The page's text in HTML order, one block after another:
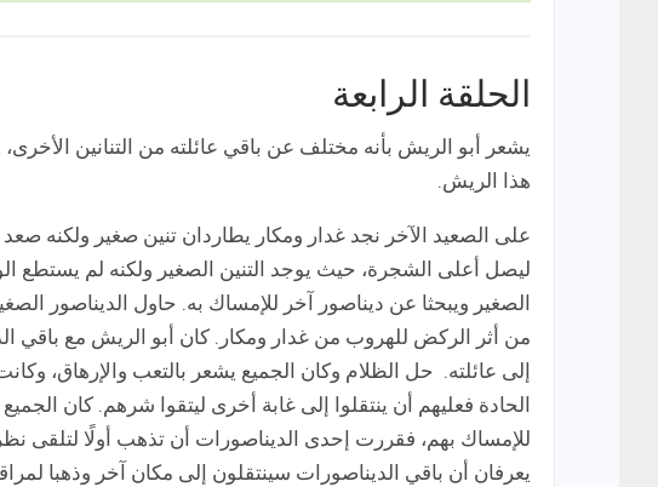
الحلقة الرابعة
يشعر أبو الريش بأنه مختلف عن باقي عائلته من التنانين
هذا الريش.
على الصعيد الآخر نجد غدار ومكار يطاردان تنين صغير ولكنه
ليصل أعلى الشجرة، حيث يوجد التنين الصغير ولكنه لم يستطع
الصغير ويبحثا عن ديناصور آخر للإمساك به. حاول الديناصور
من أثر الركض للهروب من غدار ومكار. كان أبو الريش مع باقي
إلى عائلته. حل الظلام وكان الجميع يشعر بالتعب والإرهاق،
الحادة فعليهم أن ينتقلوا إلى غابة أخرى ليتقوا شرهم. كان
للإمساك بهم، فقررت إحدى الديناصورات أن تذهب أولًا لتلقى
يعرفان أن باقي الديناصورات سينتقلون إلى مكان آخر وذهبا